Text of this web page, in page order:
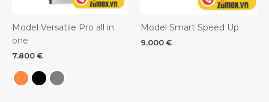
Model Versatile Pro all in
one
7.800 €
Model Smart Speed Up
9.000 €